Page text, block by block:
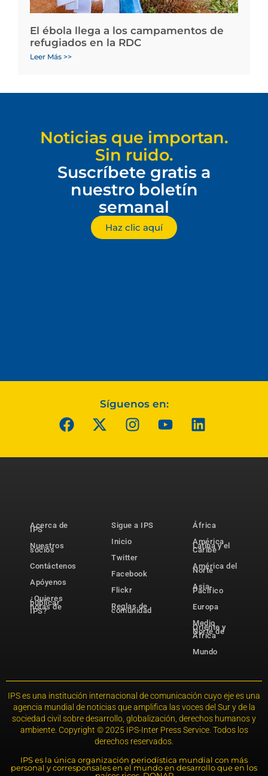
El ébola llega a los campamentos de
refugiados en la RDC
Leer Más >>
Noticias que importan.
Sin ruido.
Suscríbete gratis a
nuestro boletín
semanal
Haz clic aquí
Síguenos en:
Acerca de
IPS
Nuestros
socios
Contáctenos
Apóyenos
¿Quieres
publicar
notas de
IPS?
Sigue a IPS
Inicio
Twitter
Facebook
Flickr
Reglas de
comunidad
África
América
Latina y el
Caribe
América del
Norte
Asia-
Pacífico
Europa
Medio
Oriente y
Norte de
África
Mundo
IPS es una institución internacional de comunicación cuyo eje es una
agencia mundial de noticias que amplifica las voces del Sur y de la
sociedad civil sobre desarrollo, globalización, derechos humanos y
ambiente. Copyright © 2025 IPS-Inter Press Service. Todos los
derechos reservados.
IPS es la única organización periodística mundial con más
personal y corresponsales en el mundo en desarrollo que en los